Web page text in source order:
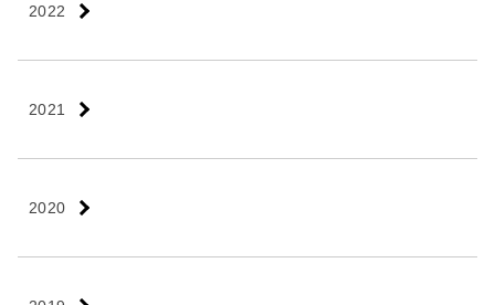
2022
2021
2020